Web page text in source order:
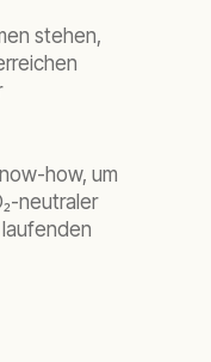
stehen,
how, um
neutraler